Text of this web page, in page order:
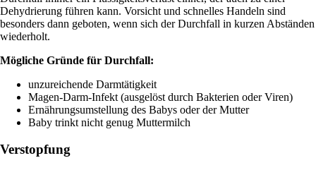
Dehydrierung führen kann. Vorsicht und schnelles Handeln sind
besonders dann geboten, wenn sich der Durchfall in kurzen Abständen
wiederholt.
Mögliche Gründe für Durchfall:
unzureichende Darmtätigkeit
Magen-Darm-Infekt (ausgelöst durch Bakterien oder Viren)
Ernährungsumstellung des Babys oder der Mutter
Baby trinkt nicht genug Muttermilch
Verstopfung